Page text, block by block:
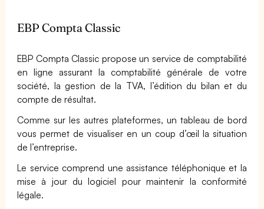
EBP Compta Classic
EBP Compta Classic propose un service de comptabilité
en ligne assurant la comptabilité générale de votre
société, la gestion de la TVA, l’édition du bilan et du
compte de résultat.
Comme sur les autres plateformes, un tableau de bord
vous permet de visualiser en un coup d’œil la situation
de l’entreprise.
Le service comprend une assistance téléphonique et la
mise à jour du logiciel pour maintenir la conformité
légale.